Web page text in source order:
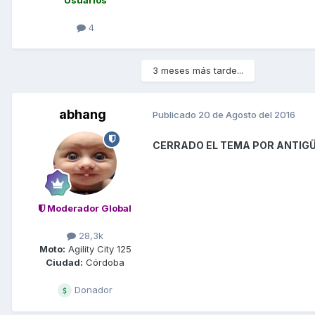
4
3 meses más tarde...
abhang
Moderador Global
28,3k
Moto: Agility City 125
Ciudad: Córdoba
Donador
Publicado 20 de Agosto del 2016
CERRADO EL TEMA POR